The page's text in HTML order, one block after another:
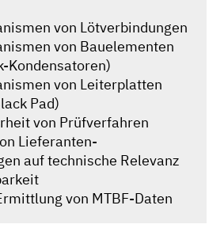
von Lötverbindungen
von Bauelementen
Kondensatoren)
von Leiterplatten
Pad)
von Prüfverfahren
Lieferanten-
auf technische Relevanz
von MTBF-Daten